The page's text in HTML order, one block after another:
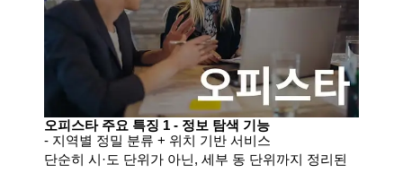
오피스타 주요 특징 1 - 정보 탐색 기능
- 지역별 정밀 분류 + 위치 기반 서비스
단순히 시·도 단위가 아닌, 세부 동 단위까지 정리된